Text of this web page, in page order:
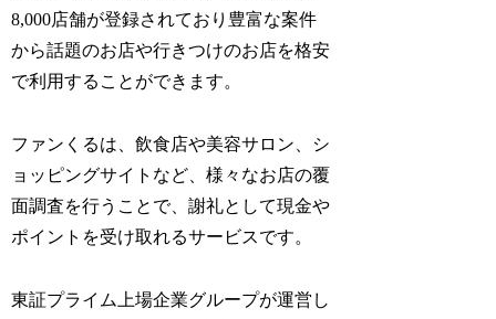
8,000店舗が登録されており豊富な案件
から話題のお店や行きつけのお店を格安
で利用することができます。
ファンくるは、飲食店や美容サロン、シ
ョッピングサイトなど、様々なお店の覆
面調査を行うことで、謝礼として現金や
ポイントを受け取れるサービスです。
東証プライム上場企業グループが運営し